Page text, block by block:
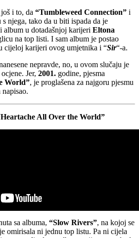
i to, da “Tumbleweed Connection” i
njega, tako da u biti ispada da je
album u dotadašnjoj karijeri Eltona
na top listi. I sam album je postao
cijeloj karijeri ovog umjetnika i “Sir“-a.
nepravde, no, u ovom slučaju je
Jer, 2001. godine, pjesma
World”, je proglašena za najgoru pjesmu
napisao.
All Over the World”
sa albuma, “Slow Rivers”, na kojoj se
omirisala ni jednu top listu. Pa ni cijela